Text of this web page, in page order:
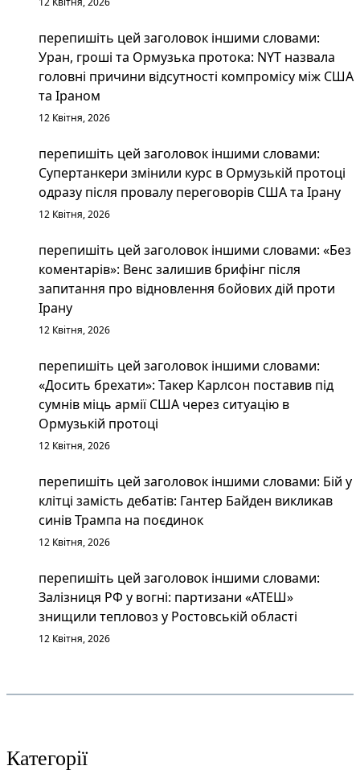
перепишіть цей заголовок іншими словами:
Уран, гроші та Ормузька протока: NYT назвала
головні причини відсутності компромісу між США
та Іраном
12 Квітня, 2026
перепишіть цей заголовок іншими словами:
Супертанкери змінили курс в Ормузькій протоці
одразу після провалу переговорів США та Ірану
12 Квітня, 2026
перепишіть цей заголовок іншими словами: «Без
коментарів»: Венс залишив брифінг після
запитання про відновлення бойових дій проти
Ірану
12 Квітня, 2026
перепишіть цей заголовок іншими словами:
«Досить брехати»: Такер Карлсон поставив під
сумнів міць армії США через ситуацію в
Ормузькій протоці
12 Квітня, 2026
перепишіть цей заголовок іншими словами: Бій у
клітці замість дебатів: Гантер Байден викликав
синів Трампа на поєдинок
12 Квітня, 2026
перепишіть цей заголовок іншими словами:
Залізниця РФ у вогні: партизани «АТЕШ»
знищили тепловоз у Ростовській області
12 Квітня, 2026
Категорії